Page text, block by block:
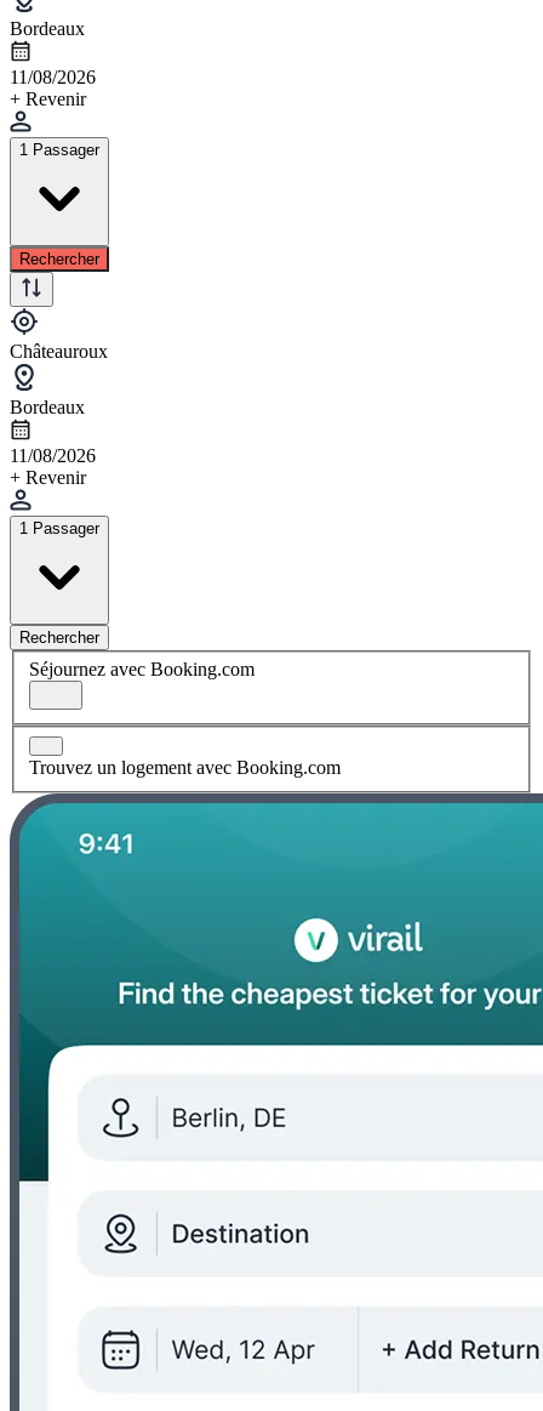
Bordeaux
11/08/2026
+ Revenir
1 Passager
Rechercher
Châteauroux
Bordeaux
11/08/2026
+ Revenir
1 Passager
Rechercher
Séjournez avec Booking.com
Trouvez un logement avec Booking.com